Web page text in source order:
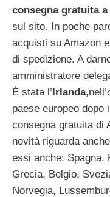
consegna gratuita
sul sito. In poche
acquisti su Amazon
di spedizione. A
amministratore
È stata l’Irlanda
paese europeo dopo
consegna gratuita di
novità riguarda
essi anche: Spagna,
Grecia, Belgio,
Norvegia,